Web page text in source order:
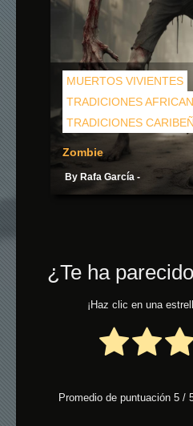
MUERTOS VIVIENTES
TRADICIONES
TRADICIONES
Zombie
By Rafa García -
¿Te ha
¡Haz clic en una
Promedio de puntuación 5 /